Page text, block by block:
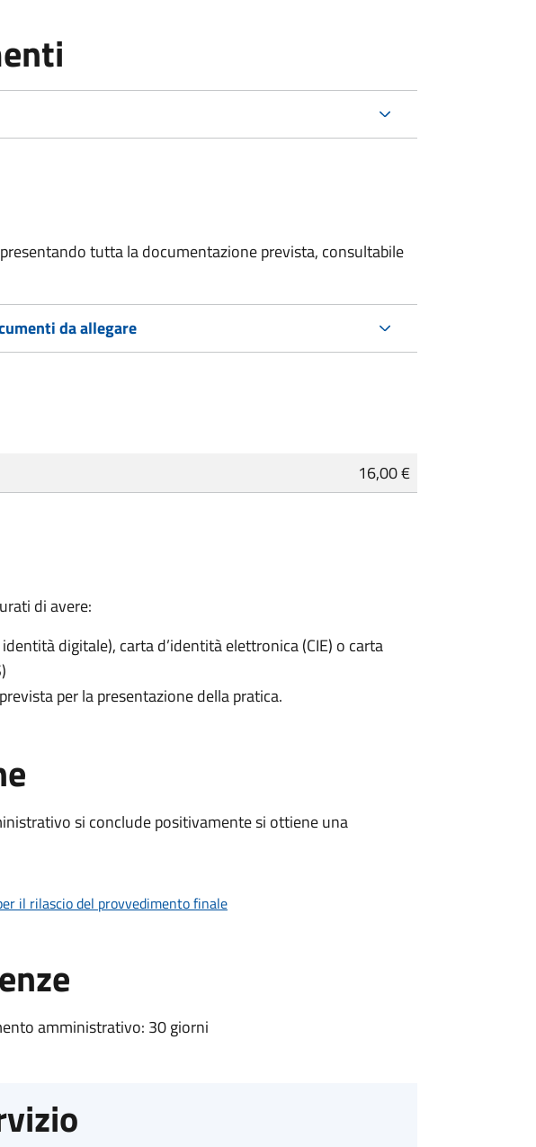
tutta la documentazione prevista, consultabile
da allegare
16,00 €
di avere:
digitale), carta d’identità elettronica (CIE) o carta
per la presentazione della pratica.
si conclude positivamente si ottiene una
il rilascio del provvedimento finale
amministrativo: 30 giorni